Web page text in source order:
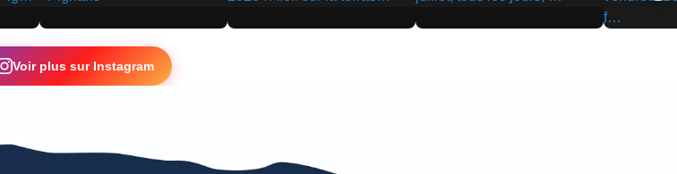
▶ ▶ ▶
▶
Voir plus sur Instagram